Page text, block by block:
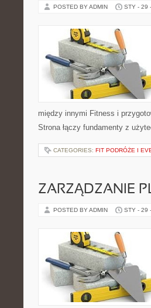
POSTED BY ADMIN STY - 29
między innymi Fitness i
Strona łączy fundamenty z
CATEGORIES: FIT PODRÓŻE I
ZARZĄDZANIE
POSTED BY ADMIN STY - 29